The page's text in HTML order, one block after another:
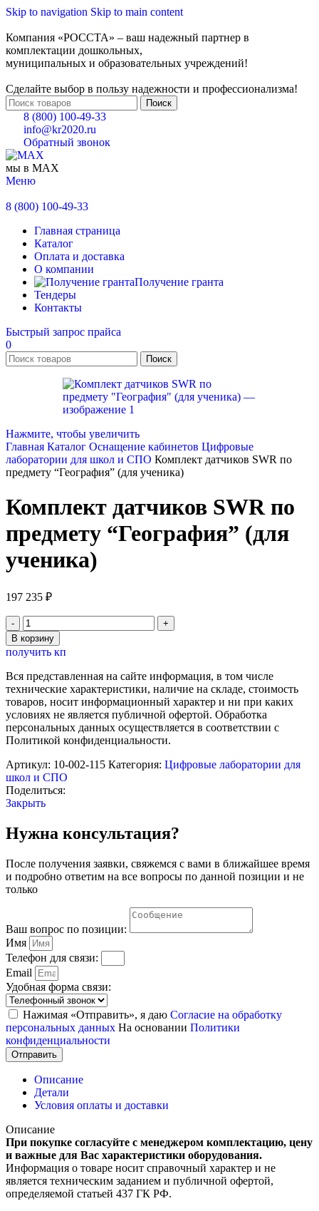
Skip to navigation Skip to main content
Компания «РОССТА» – ваш надежный партнер в
комплектации дошкольных,
муниципальных и образовательных учреждений!
Сделайте выбор в пользу надежности и профессионализма!
Поиск
8 (800) 100-49-33
info@kr2020.ru
Обратный звонок
мы в MAX
Меню
8 (800) 100-49-33
Главная страница
Каталог
Оплата и доставка
О компании
Получение гранта
Тендеры
Контакты
Быстрый запрос прайса
0
Поиск
Нажмите, чтобы увеличить
Главная Каталог Оснащение кабинетов Цифровые
лаборатории для школ и СПО Комплект датчиков SWR по
предмету “География” (для ученика)
Комплект датчиков SWR по
предмету “География” (для
ученика)
197 235 ₽
Количество
товара
Комплект
датчиков
SWR
по
предмету
"География"
(для
ученика)
В корзину
получить кп
Вся представленная на сайте информация, в том числе
технические характеристики, наличие на складе, стоимость
товаров, носит информационный характер и ни при каких
условиях не является публичной офертой. Обработка
персональных данных осуществляется в соответствии с
Политикой конфиденциальности.
Артикул: 10-002-115 Категория: Цифровые лаборатории для
школ и СПО
Поделиться:
Закрыть
Нужна консультация?
После получения заявки, свяжемся с вами в ближайшее время
и подробно ответим на все вопросы по данной позиции и не
только
Ваш вопрос по позиции:
Имя
Телефон для связи:
Email
Удобная форма связи:
Нажимая «Отправить», я даю Согласие на обработку
персональных данных На основании Политики
конфиденциальности
Отправить
Описание
Детали
Условия оплаты и доставки
Описание
При покупке согласуйте с менеджером комплектацию, цену
и важные для Вас характеристики оборудования.
Информация о товаре носит справочный характер и не
является техническим заданием и публичной офертой,
определяемой статьей 437 ГК РФ.